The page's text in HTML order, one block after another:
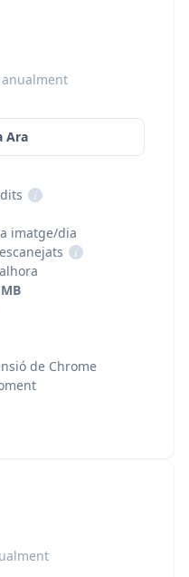
Ara
i
imatge/dia
i
de Chrome